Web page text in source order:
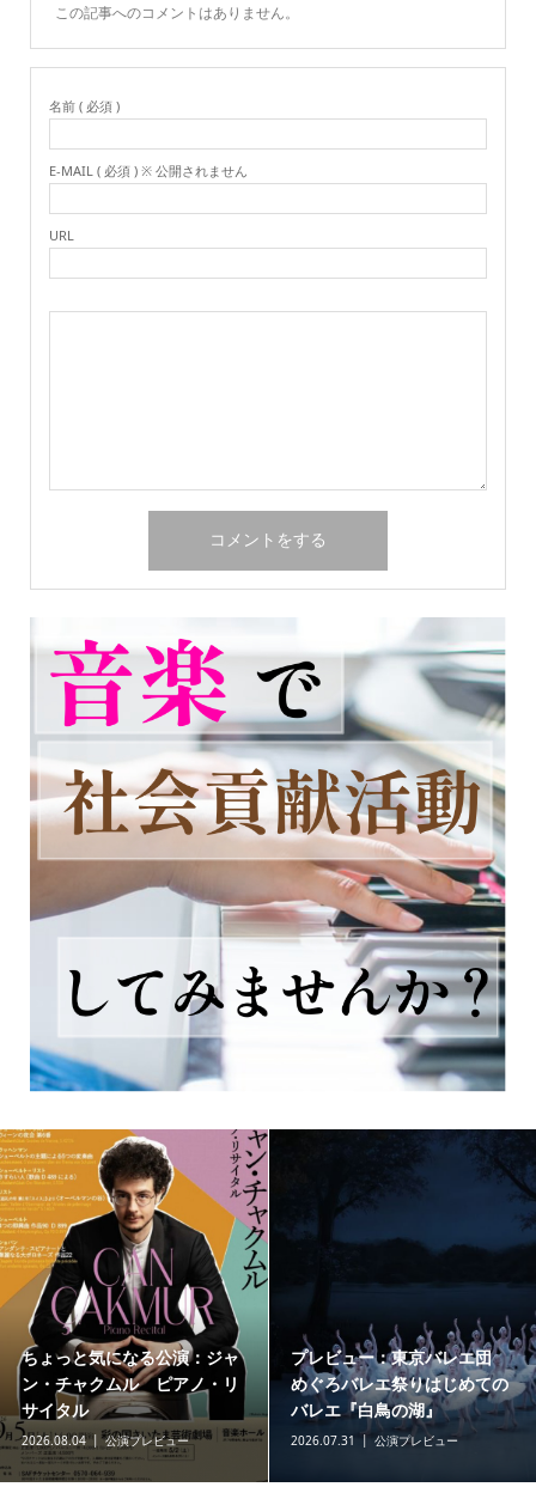
この記事へのコメントはありません。
名前 ( 必須 )
E-MAIL ( 必須 ) ※ 公開されません
URL
プレビュー：東京バレエ団
『海賊』
2026.07.28 公演プレビュー
おすすめ８月のバレエ・ダン
ス公演
2026.07.15 公演一覧